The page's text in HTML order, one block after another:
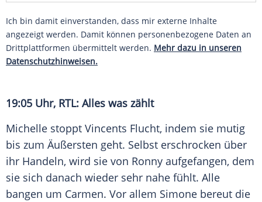
Ich bin damit einverstanden, dass mir externe Inhalte
angezeigt werden. Damit können personenbezogene Daten an
Drittplattformen übermittelt werden. Mehr dazu in unseren
Datenschutzhinweisen.
19:05 Uhr, RTL: Alles was zählt
Michelle stoppt Vincents Flucht, indem sie mutig
bis zum Äußersten geht. Selbst erschrocken über
ihr Handeln, wird sie von Ronny aufgefangen, dem
sie sich danach wieder sehr nahe fühlt. Alle
bangen um Carmen. Vor allem Simone bereut die